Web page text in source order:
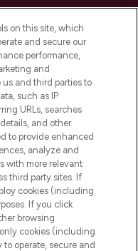
online
met de
en
topmerken.
met gratis
€40.
Personal
on this site, which
and secure our
performance,
and
and third parties to
such as IP
URLs, searches
and other
to provide enhanced
analyze and
with more relevant
third party sites. If
cookies (including
If you click
browsing
cookies (including
operate, secure and